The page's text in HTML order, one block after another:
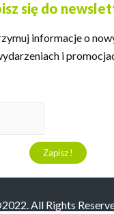
się do
informacje o
i
All Rights